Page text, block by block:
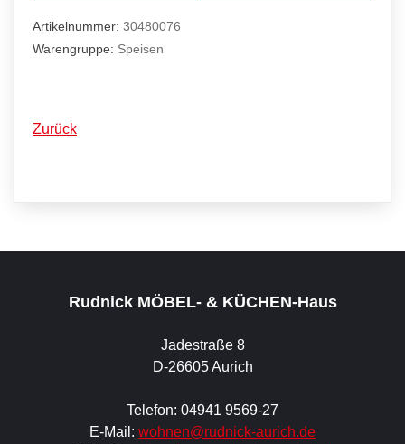
Artikelnummer: 30480076
Warengruppe: Speisen
Zurück
Rudnick MÖBEL- & KÜCHEN-Haus
Jadestraße 8
D-26605 Aurich
Telefon: 04941 9569-27
E-Mail: wohnen@rudnick-aurich.de